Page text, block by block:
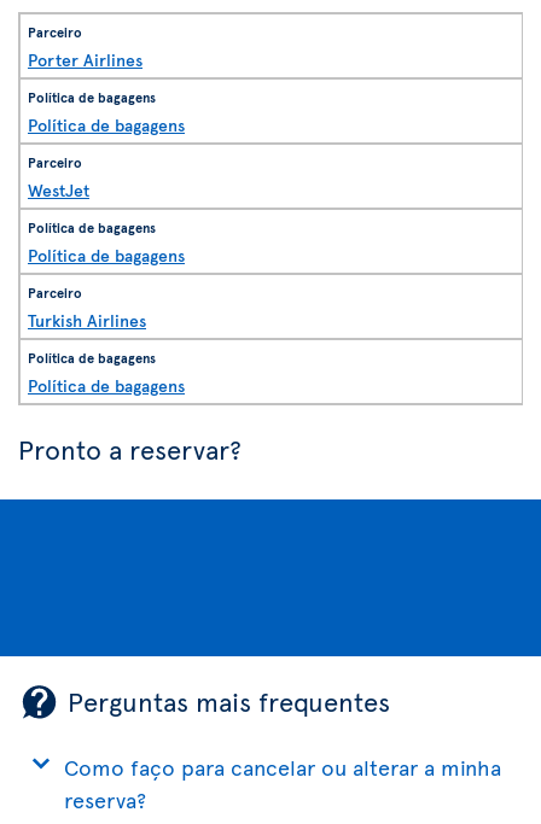
Porter Airlines
Política de bagagens
WestJet
Política de bagagens
Turkish Airlines
Política de bagagens
Pronto a reservar?
Perguntas mais frequentes
Como faço para cancelar ou alterar a minha
reserva?